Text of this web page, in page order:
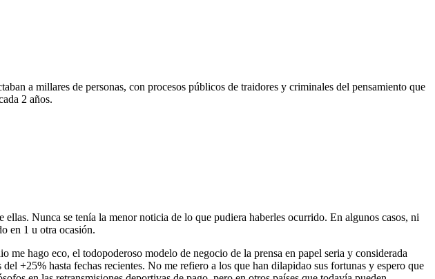
a millares de personas, con procesos públicos de traidores y criminales del pensamiento que
2 años.
Nunca se tenía la menor noticia de lo que pudiera haberles ocurrido. En algunos casos, ni
en 1 u otra ocasión.
hago eco, el todopoderoso modelo de negocio de la prensa en papel seria y considerada
+25% hasta fechas recientes. No me refiero a los que han dilapidao sus fortunas y espero que